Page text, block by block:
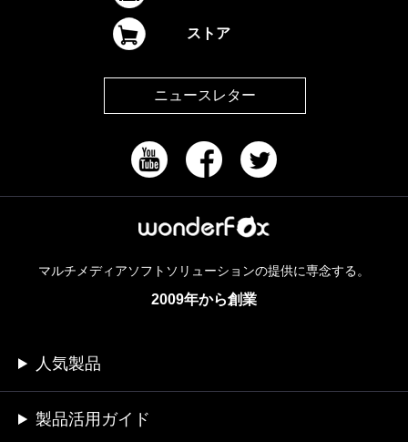
ストア
ニュースレター
マルチメディアソフトソリューションの提供に専念する。
2009年から創業
人気製品
製品活用ガイド